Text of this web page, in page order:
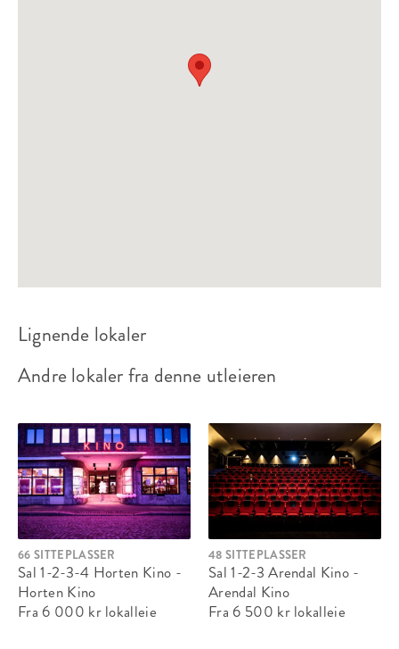
Lignende lokaler
Andre lokaler fra denne utleieren
66 SITTEPLASSER
Sal 1-2-3-4 Horten Kino -
Horten Kino
Fra 6 000 kr lokalleie
48 SITTEPLASSER
Sal 1-2-3 Arendal Kino -
Arendal Kino
Fra 6 500 kr lokalleie